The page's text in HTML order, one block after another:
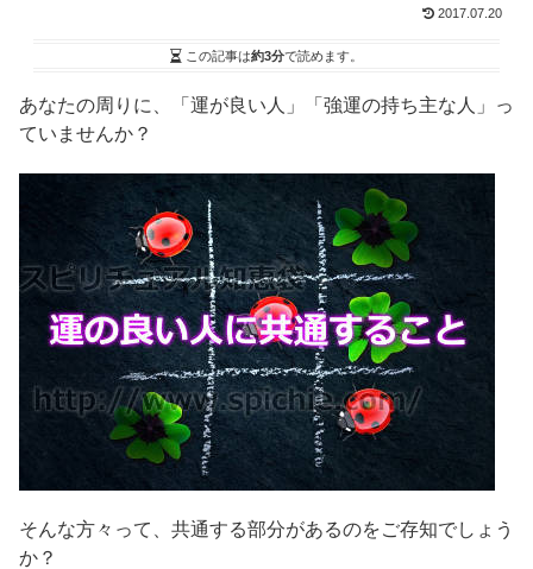
2017.07.20
この記事は約3分で読めます。
あなたの周りに、「運が良い人」「強運の持ち主な人」っ
ていませんか？
そんな方々って、共通する部分があるのをご存知でしょう
か？